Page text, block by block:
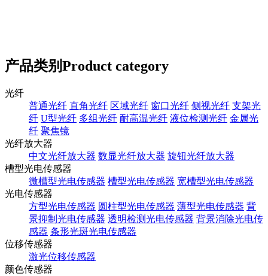
产品类别Product category
光纤
普通光纤 直角光纤 区域光纤 窗口光纤 侧视光纤 支架光
纤 U型光纤 多组光纤 耐高温光纤 液位检测光纤 金属光
纤 聚焦镜
光纤放大器
中文光纤放大器 数显光纤放大器 旋钮光纤放大器
槽型光电传感器
微槽型光电传感器 槽型光电传感器 宽槽型光电传感器
光电传感器
方型光电传感器 圆柱型光电传感器 薄型光电传感器 背
景抑制光电传感器 透明检测光电传感器 背景消除光电传
感器 条形光斑光电传感器
位移传感器
激光位移传感器
颜色传感器